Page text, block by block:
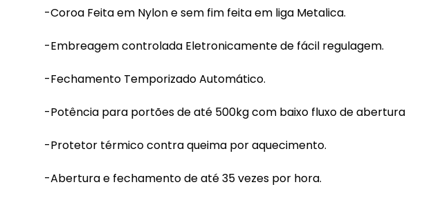
-Coroa Feita em Nylon e sem fim feita em liga Metalica.
-Embreagem controlada Eletronicamente de fácil regulagem.
-Fechamento Temporizado Automático.
-Potência para portões de até 500kg com baixo fluxo de abertura
-Protetor térmico contra queima por aquecimento.
-Abertura e fechamento de até 35 vezes por hora.